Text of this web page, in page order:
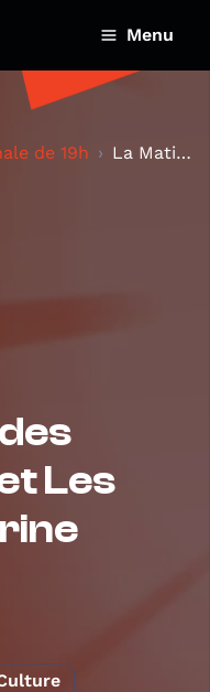
Menu
de 19h La Matinale - L'intégration des jeunes Roms et Les...
Les